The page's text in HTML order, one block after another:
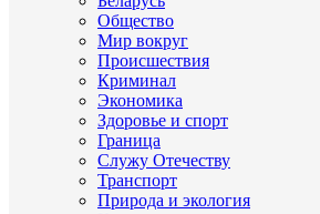
Общество
Мир вокруг
Происшествия
Криминал
Экономика
Здоровье и спорт
Граница
Служу Отечеству
Транспорт
Природа и экология